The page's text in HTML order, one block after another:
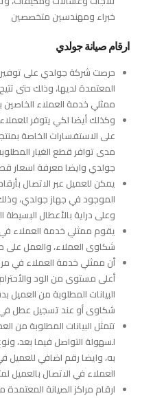
خبراء ومهندسين متخصصين
ارقام صيانة جولدي
حرصت شركة جولدي على توفير
المعتمدة لديها، وذلك حتى
ممثلي خدمة العملاء الخاصين
وكذلك أيضا لكي يتوفر
على الاستفسارات الخاصة
مدى توافر قطع الغيار
جولدي وايضا معرفة اسعار
يمكن للعميل عبر الاتصال
الموجود في جهاز جولدي،
وعلى دراية بالأعطال
يقوم ممثلي خدمة العملاء
شكاوى العملاء، والعمل
أن ممثلي خدمة العملاء في
أعلى مستوى من الود
البيانات المطلوبة من
شكاوى أو عند تسجيل عطل
تتمثل البيانات المطلوبة من
لسهولة التواصل فيما بعد،
به، وايضا رقم اضافي
العملاء في الاتصال بالعميل
ارقام مراكز الصيانة